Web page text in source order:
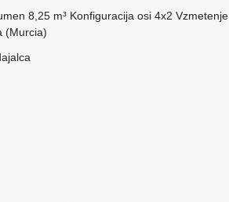
8,25 m³ Konfiguracija osi 4x2 Vzmetenje
(Murcia)